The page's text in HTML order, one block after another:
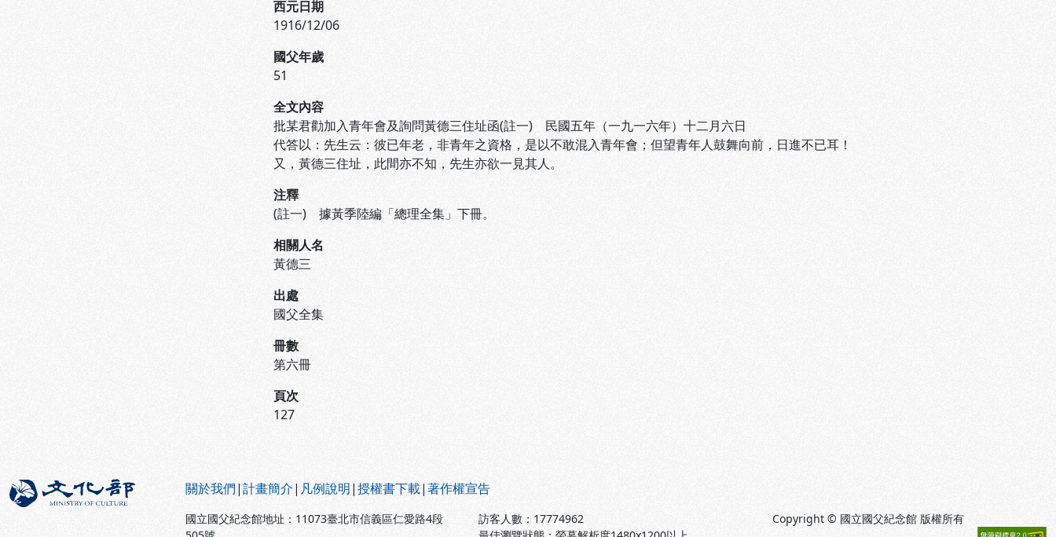
西元日期
1916/12/06
國父年歲
51
全文內容
批某君勸加入青年會及詢問黃德三住址函(註一) 民國五年（一九一六年）十二月六日
代答以：先生云：彼已年老，非青年之資格，是以不敢混入青年會；但望青年人鼓舞向前，日進不已耳！
又，黃德三住址，此間亦不知，先生亦欲一見其人。
注釋
(註一) 據黃季陸編「總理全集」下冊。
相關人名
黃德三
出處
國父全集
冊數
第六冊
頁次
127
關於我們|計畫簡介| 凡例說明|授權書下載|著作權宣告
國立國父紀念館地址：11073臺北市信義區仁愛路4段
訪客人數： 17774962
Copyright © 國立國父紀念館 版權所有